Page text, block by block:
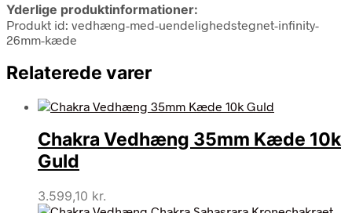
Yderlige produktinformationer:
Produkt id: vedhæng-med-uendelighedstegnet-infinity-
26mm-kæde
Relaterede varer
Chakra Vedhæng 35mm Kæde 10k
Guld
3.599,10 kr.